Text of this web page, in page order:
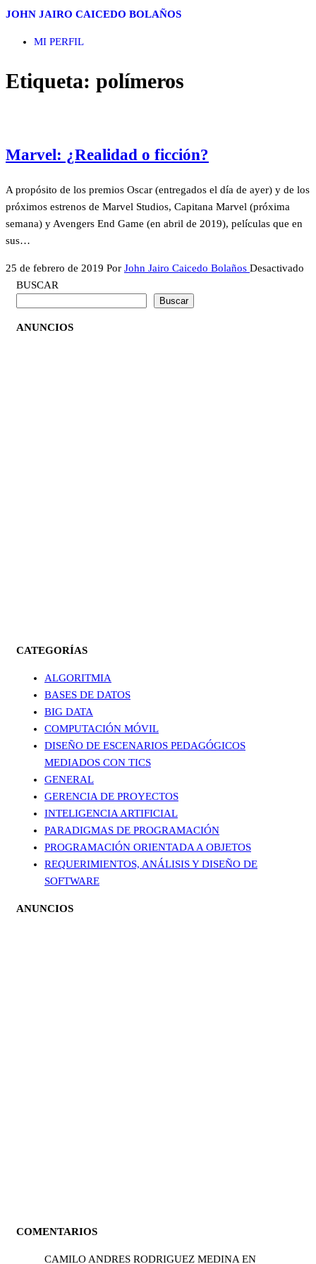
Saltar
contenido
JOHN JAIRO CAICEDO BOLAÑOS
MI PERFIL
Etiqueta: polímeros
Marvel: ¿Realidad o ficción?
A propósito de los premios Oscar (entregados el día de ayer) y de los
próximos estrenos de Marvel Studios, Capitana Marvel (próxima
semana) y Avengers End Game (en abril de 2019), películas que en
sus…
25 de febrero de 2019 Por John Jairo Caicedo Bolaños Desactivado
BUSCAR
Buscar
ANUNCIOS
CATEGORÍAS
ALGORITMIA
BASES DE DATOS
BIG DATA
COMPUTACIÓN MÓVIL
DISEÑO DE ESCENARIOS PEDAGÓGICOS
MEDIADOS CON TICS
GENERAL
GERENCIA DE PROYECTOS
INTELIGENCIA ARTIFICIAL
PARADIGMAS DE PROGRAMACIÓN
PROGRAMACIÓN ORIENTADA A OBJETOS
REQUERIMIENTOS, ANÁLISIS Y DISEÑO DE
SOFTWARE
ANUNCIOS
COMENTARIOS
CAMILO ANDRES RODRIGUEZ MEDINAEN